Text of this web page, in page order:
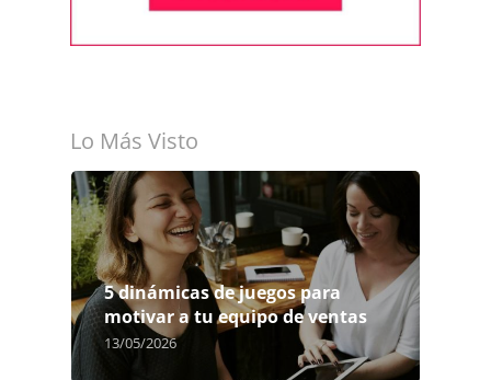
Lo Más Visto
5 dinámicas de juegos para
motivar a tu equipo de ventas
13/05/2026